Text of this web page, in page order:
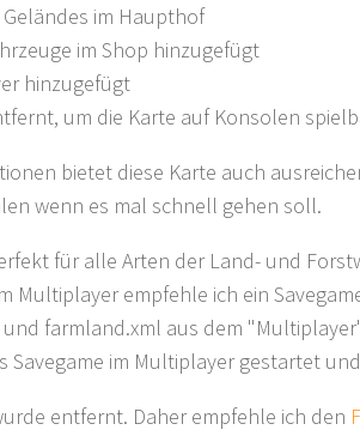
im Haupthof
im Shop hinzugefügt
hinzugefügt
um die Karte auf Konsolen
bietet diese Karte auch
wenn es mal schnell gehen soll.
für alle Arten der Land- und
Multiplayer empfehle ich ein
farmland.xml aus dem
Savegame im Multiplayer gestartet
entfernt. Daher empfehle ich den